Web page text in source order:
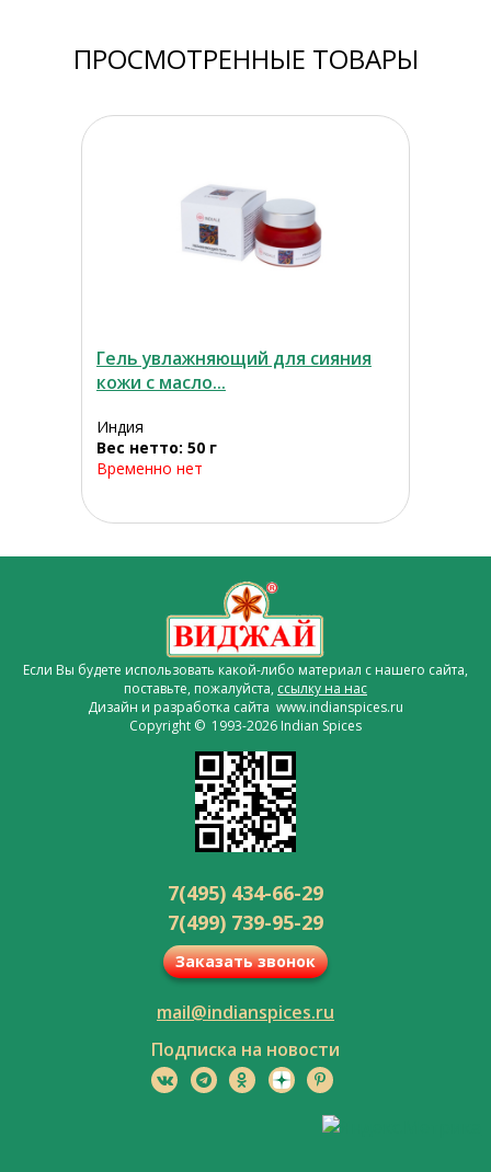
ПРОСМОТРЕННЫЕ ТОВАРЫ
Гель увлажняющий для сияния
кожи с масло...
Индия
Вес нетто: 50 г
Временно нет
Если Вы будете использовать какой-либо материал с нашего сайта,
поставьте, пожалуйста, ссылку на нас
Дизайн и разработка сайта www.indianspices.ru
Copyright © 1993-2026 Indian Spices
7(495) 434-66-29
7(499) 739-95-29
Заказать звонок
mail@indianspices.ru
Подписка на новости